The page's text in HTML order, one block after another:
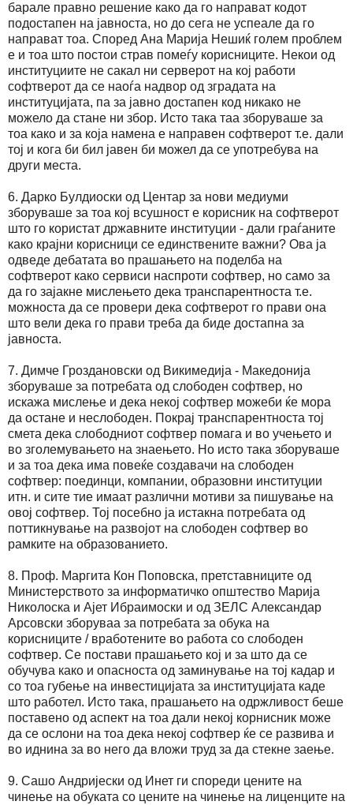
барале правно решение како да го направат кодот
подостапен на јавноста, но до сега не успеале да го
направат тоа. Според Ана Марија Нешиќ голем проблем
е и тоа што постои страв помеѓу корисниците. Некои од
институциите не сакал ни серверот на кој работи
софтверот да се наоѓа надвор од зградата на
институцијата, па за јавно достапен код никако не
можело да стане ни збор. Исто така таа зборуваше за
тоа како и за која намена е направен софтверот т.е. дали
тој и кога би бил јавен би можел да се употребува на
други места.
6. Дарко Булдиоски од Центар за нови медиуми
зборуваше за тоа кој всушност е корисник на софтверот
што го користат државните институции - дали граѓаните
како крајни корисници се единствените важни? Ова ја
одведе дебатата во прашањето на поделба на
софтверот како сервиси наспроти софтвер, но само за
да го зајакне мислењето дека транспарентноста т.е.
можноста да се провери дека софтверот го прави она
што вели дека го прави треба да биде достапна за
јавноста.
7. Димче Гроздановски од Викимедија - Македонија
зборуваше за потребата од слободен софтвер, но
искажа мислење и дека некој софтвер можеби ќе мора
да остане и неслободен. Покрај транспарентноста тој
смета дека слободниот софтвер помага и во учењето и
во зголемувањето на знаењето. Но исто така зборуваше
и за тоа дека има повеќе создавачи на слободен
софтвер: поединци, компании, образовни институции
итн. и сите тие имаат различни мотиви за пишување на
овој софтвер. Тој посебно ја истакна потребата од
поттикнување на развојот на слободен софтвер во
рамките на образованието.
8. Проф. Маргита Кон Поповска, претставниците од
Министерството за информатичко општество Марија
Николоска и Ајет Ибраимоски и од ЗЕЛС Александар
Арсовски зборуваа за потребата за обука на
корисниците / вработените во работа со слободен
софтвер. Се постави прашањето кој и за што да се
обучува како и опасноста од заминување на тој кадар и
со тоа губење на инвестицијата за институцијата каде
што работел. Исто така, прашањето на одржливост беше
поставено од аспект на тоа дали некој корнисник може
да се ослони на тоа дека некој софтвер ќе се развива и
во иднина за во него да вложи труд за да стекне заење.
9. Сашо Андријески од Инет ги спореди цените на
чинење на обуката со цените на чинење на лиценците на